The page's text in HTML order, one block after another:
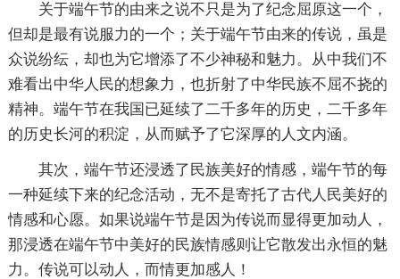
关于端午节的由来之说不只是为了纪念屈原这一个，
但却是最有说服力的一个；关于端午节由来的传说，虽是
众说纷纭，却也为它增添了不少神秘和魅力。从中我们不
难看出中华人民的想象力，也折射了中华民族不屈不挠的
精神。端午节在我国已延续了二千多年的历史，二千多年
的历史长河的积淀，从而赋予了它深厚的人文内涵。
其次，端午节还浸透了民族美好的情感，端午节的每
一种延续下来的纪念活动，无不是寄托了古代人民美好的
情感和心愿。如果说端午节是因为传说而显得更加动人，
那浸透在端午节中美好的民族情感则让它散发出永恒的魅
力。传说可以动人，而情更加感人！